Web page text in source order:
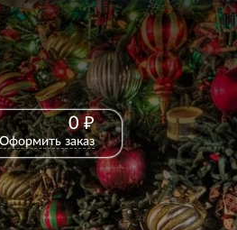
0 ₽
Оформить заказ